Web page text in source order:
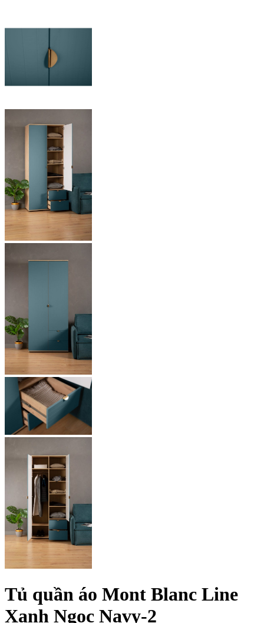
Tủ quần áo Mont Blanc Line
Xanh Ngọc Navy-2